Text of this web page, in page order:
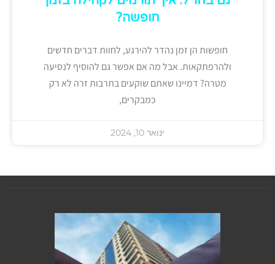
חופשה?
חופשות הן זמן נהדר להירגע, לחוות דברים חדשים
ולהרפתקאות. אבל מה אם אפשר גם להוסיף לנסיעה
מטרה? דמיינו שאתם שוקעים בתרבות זרה לא רק
כמבקרים,
ינואר 10, 2024